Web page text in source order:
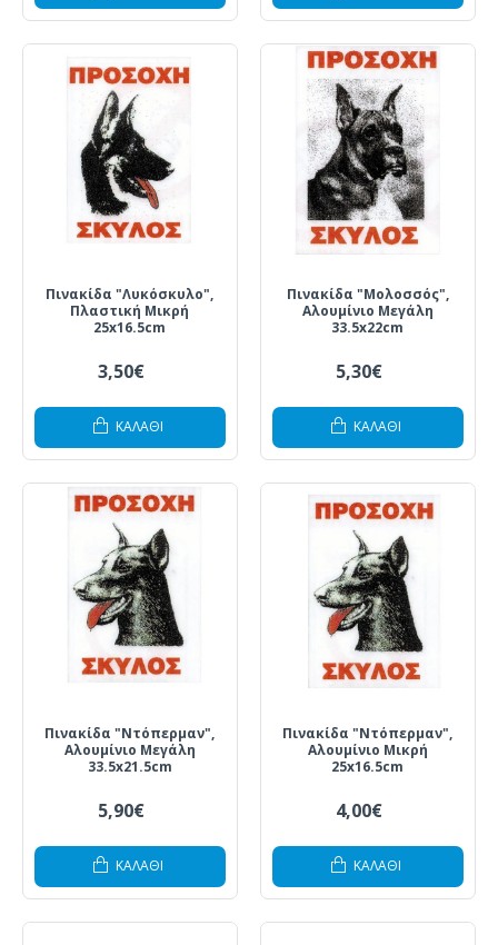
Πινακίδα "Λυκόσκυλο",
Πλαστική Μικρή
25x16.5cm
3,50€
ΚΑΛΆΘΙ
Πινακίδα "Μολοσσός",
Αλουμίνιο Μεγάλη
33.5x22cm
5,30€
ΚΑΛΆΘΙ
Πινακίδα "Ντόπερμαν",
Αλουμίνιο Μεγάλη
33.5x21.5cm
5,90€
ΚΑΛΆΘΙ
Πινακίδα "Ντόπερμαν",
Αλουμίνιο Μικρή
25x16.5cm
4,00€
ΚΑΛΆΘΙ